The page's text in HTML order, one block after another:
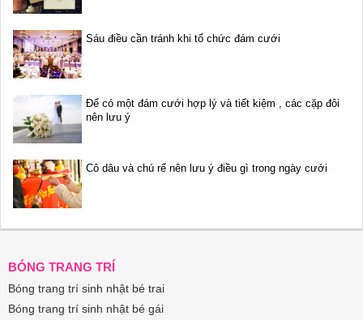
Sáu điều cần tránh khi tổ chức đám cưới
Để có một đám cưới hợp lý và tiết kiệm , các cặp đôi
nên lưu ý
Cô dâu và chú rể nên lưu ý điều gì trong ngày cưới
BÓNG TRANG TRÍ
Bóng trang trí sinh nhật bé trai
Bóng trang trí sinh nhật bé gái